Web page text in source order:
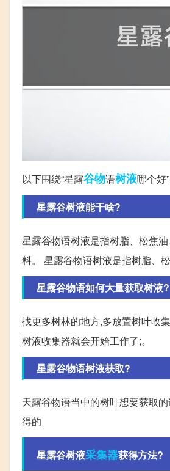
以下围绕“星露谷物语树液哪个好
星露谷树液能干啥?
星露谷物语树液是指树脂、松焦
料。 星露谷物语树液是指树脂、松
星露谷物语如何大量获取树液?
找更多树林的地方,多放置树叶收
树液收集器就会开始工作了;。
星露谷物语树液获取?
天露谷物语当中的树叶想要获取
得的
星露谷树液采集器获得方法?